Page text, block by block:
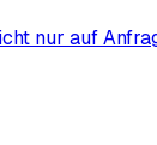
nur auf